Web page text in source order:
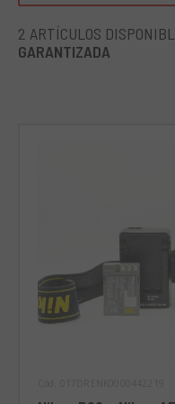
encuadrar y enfocar la
equipada con una función
cual es posible adquirir
fotografía que desee
2 ARTÍCULOS
GARANTIZADA